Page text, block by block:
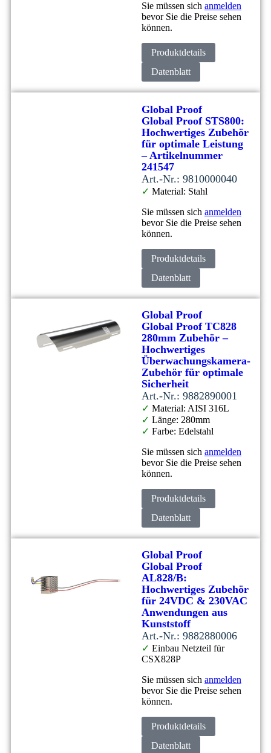
Sie müssen sich anmelden
bevor Sie die Preise sehen
können.
Produktdetails
Datenblatt
Global Proof
Global Proof STS800:
Hochwertiges Zubehör
für optimale Leistung
– Artikelnummer
241547
Art.-Nr.: 9810000040
✓ Material: Stahl
Sie müssen sich anmelden
bevor Sie die Preise sehen
können.
Produktdetails
Datenblatt
Global Proof
Global Proof TC828
280mm Zubehör –
Hochwertiges
Überwachungskamera-
Zubehör für optimale
Sicherheit
Art.-Nr.: 9882890001
✓ Material: AISI 316L
✓ Länge: 280mm
✓ Farbe: Edelstahl
Sie müssen sich anmelden
bevor Sie die Preise sehen
können.
Produktdetails
Datenblatt
Global Proof
Global Proof
AL828/B:
Hochwertiges Zubehör
für 24VDC & 230VAC
Anwendungen aus
Kunststoff
Art.-Nr.: 9882880006
✓ Einbau Netzteil für
CSX828P
Sie müssen sich anmelden
bevor Sie die Preise sehen
können.
Produktdetails
Datenblatt